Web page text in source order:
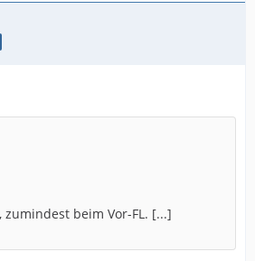
zumindest beim Vor-FL. [...]